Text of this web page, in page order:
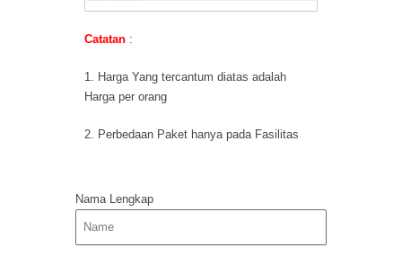
Catatan :
1. Harga Yang tercantum diatas adalah
Harga per orang
2. Perbedaan Paket hanya pada Fasilitas
Nama Lengkap